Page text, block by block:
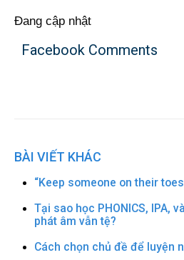
Đang cập nhật
Facebook Comments
BÀI VIẾT KHÁC
“Keep someone on their
Tại sao học PHONICS, IPA,
phát âm vẫn tệ?
Cách chọn chủ đề để luyện